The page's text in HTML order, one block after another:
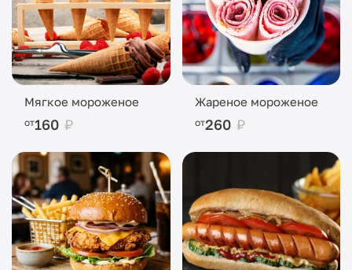
Мягкое мороженое
от160 ₽
Жареное мороженое
от260 ₽